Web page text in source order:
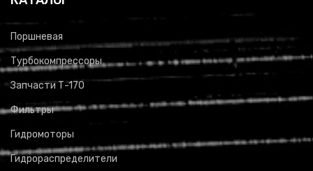
Поршневая
Турбокомпрессоры
Запчасти Т-170
Фильтры
Гидромоторы
Гидрораспределители